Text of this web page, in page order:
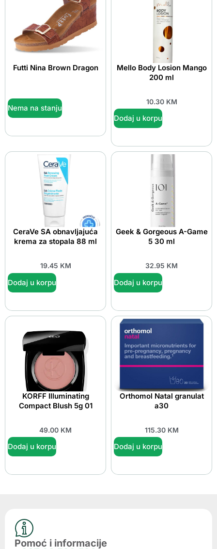
Futti Nina Brown Dragon
Nema na stanju
Mello Body Losion Mango
200 ml
10.30 KM
Dodaj u korpu
CeraVe SA obnavljajuća
krema za stopala 88 ml
19.45 KM
Dodaj u korpu
Geek & Gorgeous A-Game
5 30 ml
32.95 KM
Dodaj u korpu
KORFF Illuminating
Compact Blush 5g 01
49.00 KM
Dodaj u korpu
Orthomol Natal granulat
a30
115.30 KM
Dodaj u korpu
Pomoć i informacije